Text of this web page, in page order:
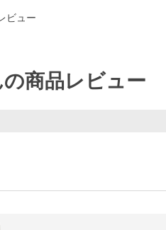
ビュー
商品レビュー